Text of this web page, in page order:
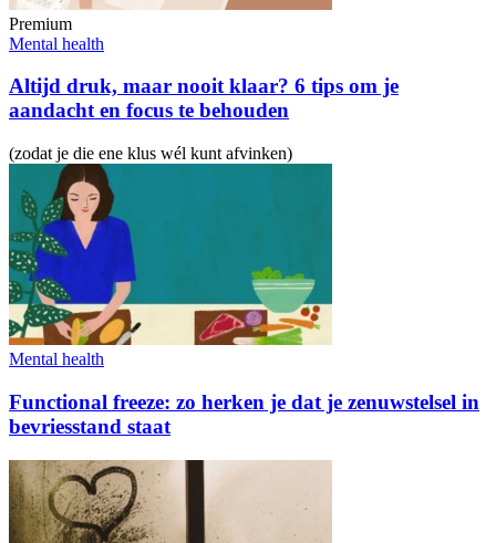
Premium
Mental health
Altijd druk, maar nooit klaar? 6 tips om je
aandacht en focus te behouden
(zodat je die ene klus wél kunt afvinken)
Mental health
Functional freeze: zo herken je dat je zenuwstelsel in
bevriesstand staat